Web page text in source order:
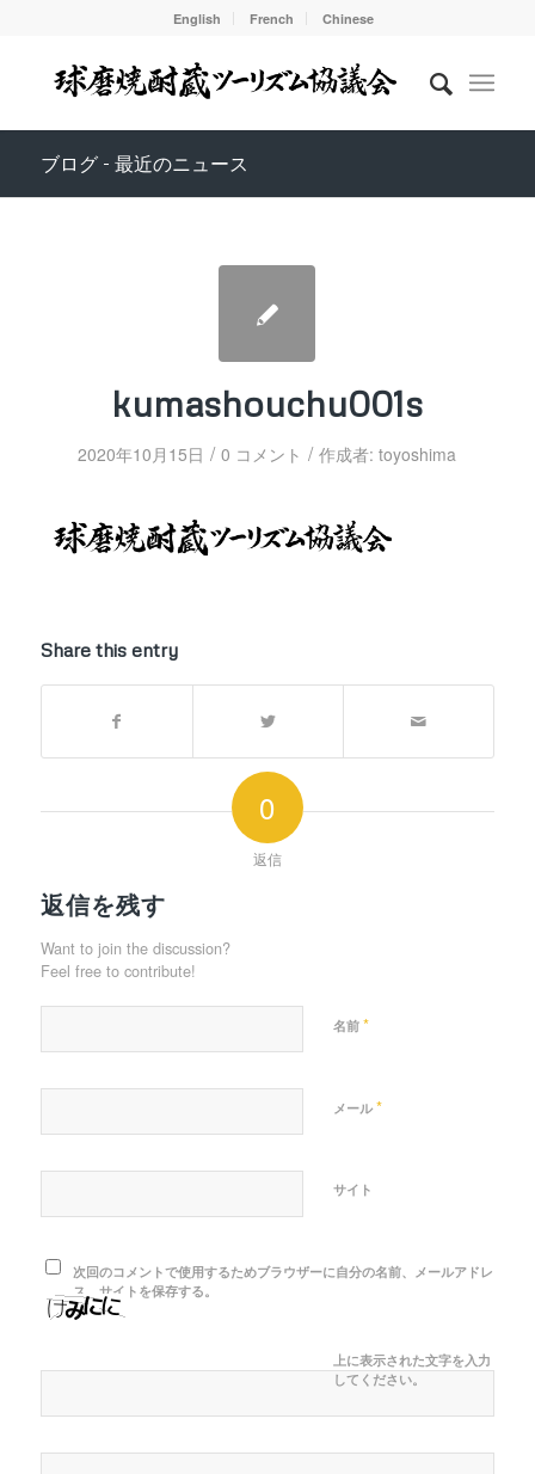
English French Chinese
ブログ - 最近のニュース
kumashouchu001s
2020年10月15日 / 0 コメント / 作成者:toyoshima
Share this entry
0
返信
返信を残す
Want to join the discussion?
Feel free to contribute!
名前 *
メール *
サイト
次回のコメントで使用するためブラウザーに自分の名前、メールアドレ
ス、サイトを保存する。
上に表示された文字を入力
してください。